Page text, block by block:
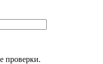
проверки.